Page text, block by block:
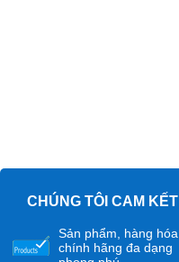
CHÚNG TÔI CAM KẾT
Sản phẩm, hàng hóa
chính hãng đa dạng